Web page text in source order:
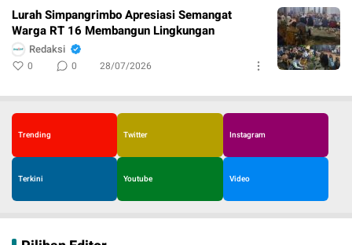
Lurah Simpangrimbo Apresiasi Semangat
Warga RT 16 Membangun Lingkungan
Redaksi
0 0 28/07/2026
Trending Twitter Instagram
Terkini Youtube Video